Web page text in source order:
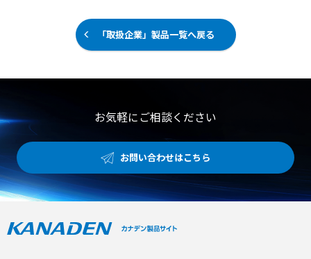
「取扱企業」製品一覧へ戻る
お気軽にご相談ください
お問い合わせはこちら